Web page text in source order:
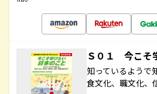
Ｓ０１ 今こそ
知っているようで
食文化、職文化、